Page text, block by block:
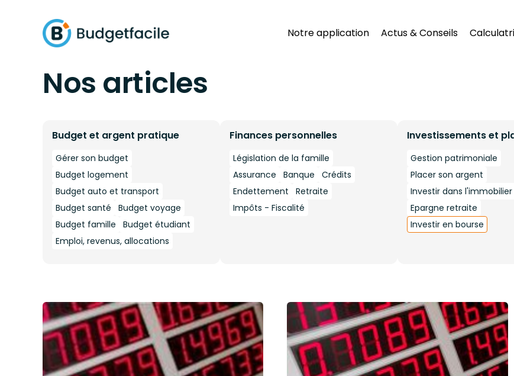
Notre application Actus & Conseils
Nos articles
Budget et argent pratique
Gérer son budget
Budget logement
Budget auto et transport
Budget santé
Budget voyage
Budget famille
Budget étudiant
Emploi, revenus, allocations
Finances personnelles
Législation de la famille
Assurance
Banque
Crédits
Endettement
Retraite
Impôts - Fiscalité
Investissements et
Gestion patrimoniale
Placer son argent
Investir dans l'immobilier
Epargne retraite
Investir en bourse